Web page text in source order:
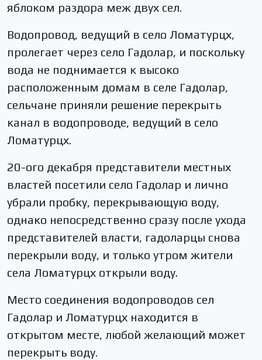
яблоком раздора меж двух сел.
Водопровод, ведущий в село Ломатурцх,
пролегает через село Гадолар, и поскольку
вода не поднимается к высоко
расположенным домам в селе Гадолар,
сельчане приняли решение перекрыть
канал в водопроводе, ведущий в село
Ломатурцх.
20-ого декабря представители местных
властей посетили село Гадолар и лично
убрали пробку, перекрывающую воду,
однако непосредственно сразу после ухода
представителей власти, гадоларцы снова
перекрыли воду, и только утром жители
села Ломатурцх открыли воду.
Место соединения водопроводов сел
Гадолар и Ломатурцх находится в
открытом месте, любой желающий может
перекрыть воду.